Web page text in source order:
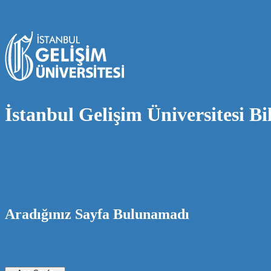
İstanbul Gelişim Üniversitesi
Aradığınız Sayfa Bulunamadı